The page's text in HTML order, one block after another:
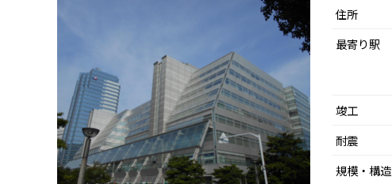
住所
最寄り駅
竣工
耐震
規模・構造